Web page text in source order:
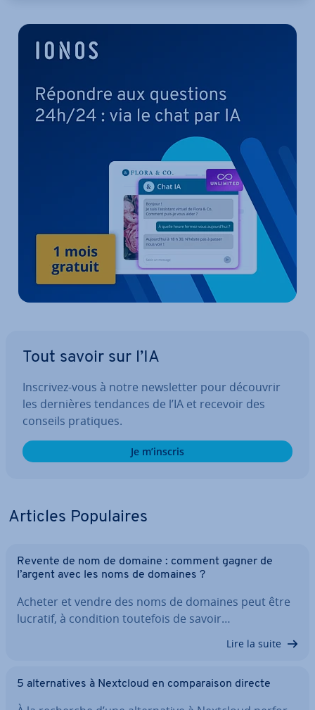
Tout savoir sur l’IA
Inscrivez-vous à notre news­let­ter pour découvrir
les dernières tendances de l’IA et recevoir des
conseils pratiques.
Je m’inscris
Articles Po­pu­laires
Revente de nom de domaine : comment gagner de
l’argent avec les noms de domaines ?
Acheter et vendre des noms de domaines peut être
lucratif, à condition toutefois de savoir…
Lire la suite
5 al­ter­na­tives à Nextcloud en com­pa­rai­son directe